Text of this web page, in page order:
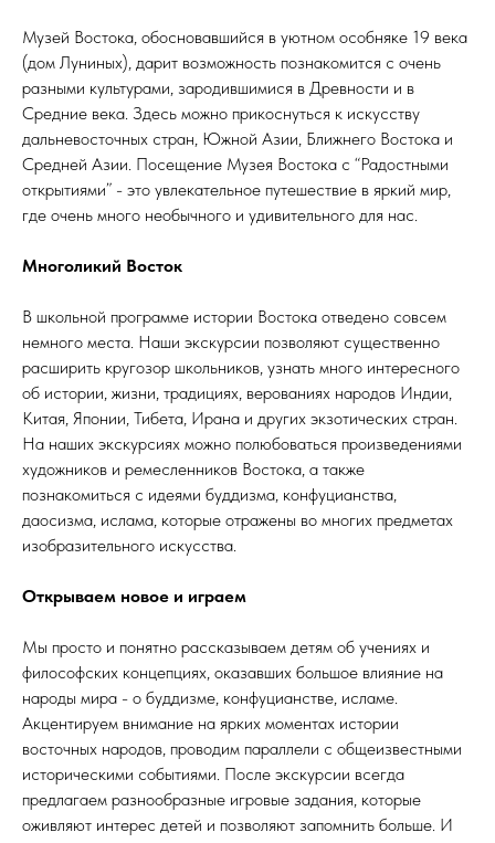
Музей Востока, обосновавшийся в уютном особняке 19 века
(дом Луниных), дарит возможность познакомится с очень
разными культурами, зародившимися в Древности и в
Средние века. Здесь можно прикоснуться к искусству
дальневосточных стран, Южной Азии, Ближнего Востока и
Средней Азии. Посещение Музея Востока с “Радостными
открытиями” - это увлекательное путешествие в яркий мир,
где очень много необычного и удивительного для нас.
Многоликий Восток
В школьной программе истории Востока отведено совсем
немного места. Наши экскурсии позволяют существенно
расширить кругозор школьников, узнать много интересного
об истории, жизни, традициях, верованиях народов Индии,
Китая, Японии, Тибета, Ирана и других экзотических стран.
На наших экскурсиях можно полюбоваться произведениями
художников и ремесленников Востока, а также
познакомиться с идеями буддизма, конфуцианства,
даосизма, ислама, которые отражены во многих предметах
изобразительного искусства.
Открываем новое и играем
Мы просто и понятно рассказываем детям об учениях и
философских концепциях, оказавших большое влияние на
народы мира - о буддизме, конфуцианстве, исламе.
Акцентируем внимание на ярких моментах истории
восточных народов, проводим параллели с общеизвестными
историческими событиями. После экскурсии всегда
предлагаем разнообразные игровые задания, которые
оживляют интерес детей и позволяют запомнить больше. И